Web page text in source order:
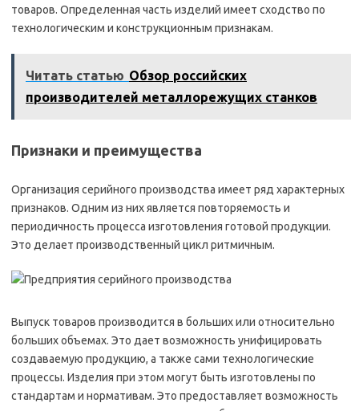
товаров. Определенная часть изделий имеет сходство по
технологическим и конструкционным признакам.
Читать статью Обзор российских
производителей металлорежущих станков
Признаки и преимущества
Организация серийного производства имеет ряд характерных
признаков. Одним из них является повторяемость и
периодичность процесса изготовления готовой продукции.
Это делает производственный цикл ритмичным.
Выпуск товаров производится в больших или относительно
больших объемах. Это дает возможность унифицировать
создаваемую продукцию, а также сами технологические
процессы. Изделия при этом могут быть изготовлены по
стандартам и нормативам. Это предоставляет возможность